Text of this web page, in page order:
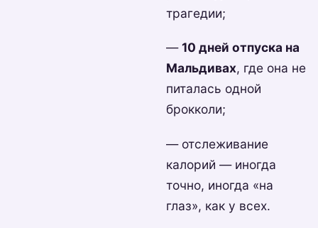
трагедии;
—10 дней отпуска на
Мальдивах, где она не
питалась одной
брокколи;
— отслеживание
калорий — иногда
точно, иногда «на
глаз», как у всех.